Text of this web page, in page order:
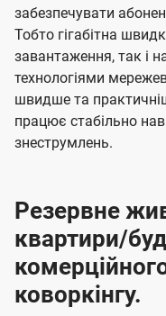
забезпечувати
Тобто гігабітна
завантаження, так і
технологіями
швидше та
працює стабільно
знеструмлень.
Резервне
квартири/
коворкінгу.